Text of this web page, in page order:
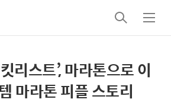
검
색
메
뉴
리스트’, 마라톤으로 이
마라톤 피플 스토리